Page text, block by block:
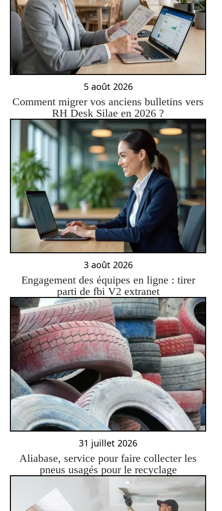
5 août 2026
Comment migrer vos anciens bulletins vers
RH Desk Silae en 2026 ?
3 août 2026
Engagement des équipes en ligne : tirer
parti de fbi V2 extranet
31 juillet 2026
Aliabase, service pour faire collecter les
pneus usagés pour le recyclage